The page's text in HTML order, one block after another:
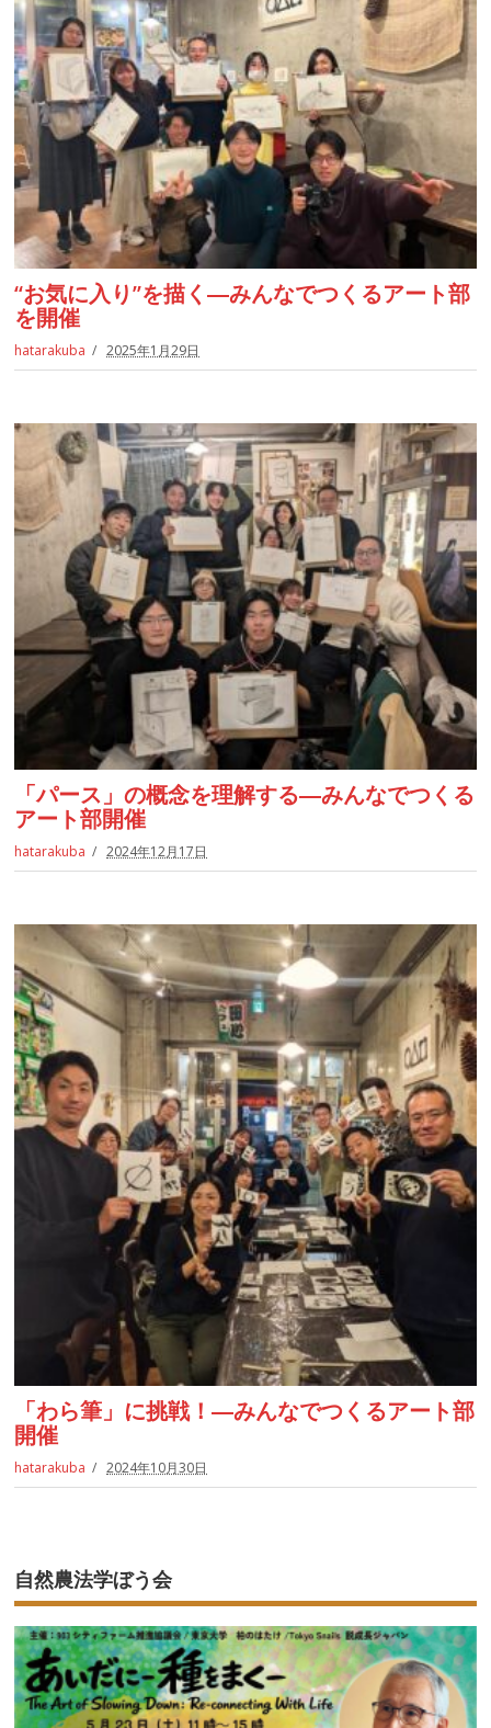
“お気に入り”を描く―みんなでつくるアート部
を開催
hatarakuba 2025年1月29日
「パース」の概念を理解する―みんなでつくる
アート部開催
hatarakuba 2024年12月17日
「わら筆」に挑戦！―みんなでつくるアート部
開催
hatarakuba 2024年10月30日
自然農法学ぼう会